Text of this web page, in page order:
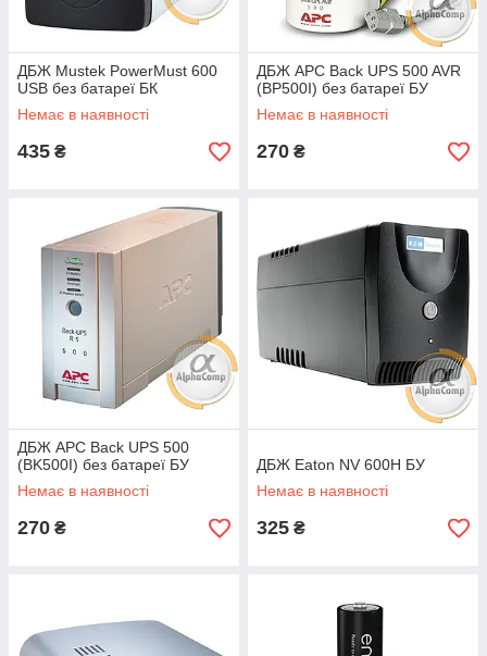
ДБЖ Mustek PowerMust 600
USB без батареї БК
Немає в наявності
435 ₴
ДБЖ APC Back UPS 500 AVR
(BP500I) без батареї БУ
Немає в наявності
270 ₴
ДБЖ APC Back UPS 500
(BK500I) без батареї БУ
Немає в наявності
270 ₴
ДБЖ Eaton NV 600H БУ
Немає в наявності
325 ₴